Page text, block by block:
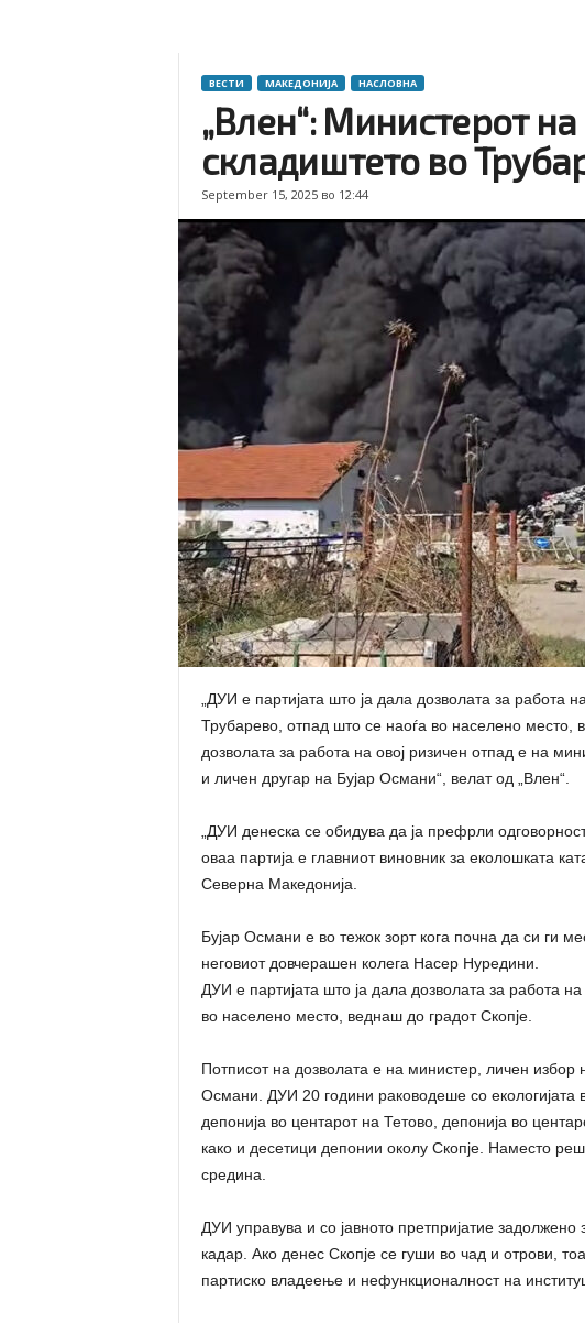
ВЕСТИ МАКЕДОНИЈА НАСЛОВНА
„Влен“: Министерот
складиштето во
September 15, 2025 во 12:44
„ДУИ е партијата што ја дала дозволата за работа
Трубарево, отпад што се наоѓа во населено место,
дозволата за работа на овој ризичен отпад е на
и личен другар на Бујар Османи“, велат од „Влен“.
„ДУИ денеска се обидува да ја префрли
оваа партија е главниот виновник за еколошката
Северна Македонија.
Бујар Османи е во тежок зорт кога почна да си ги
неговиот довчерашен колега Насер Нуредини.
ДУИ е партијата што ја дала дозволата за работа
во населено место, веднаш до градот Скопје.
Потписот на дозволата е на министер, личен избор
Османи. ДУИ 20 години раководеше со екологијата
депонија во центарот на Тетово, депонија во
како и десетици депонии околу Скопје. Наместо
средина.
ДУИ управува и со јавното претпријатие задолжено
кадар. Ако денес Скопје се гуши во чад и отрови,
партиско владеење и нефункционалност на